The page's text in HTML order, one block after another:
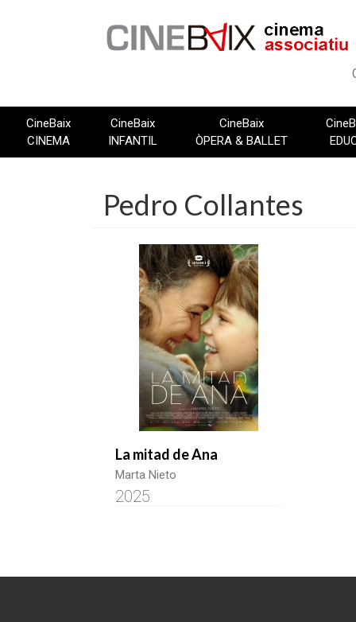
CineBaix
CINEMA
CineBaix
INFANTIL
CineBaix
ÒPERA & BALLET
Pedro Collantes
La mitad de Ana
Marta Nieto
2025